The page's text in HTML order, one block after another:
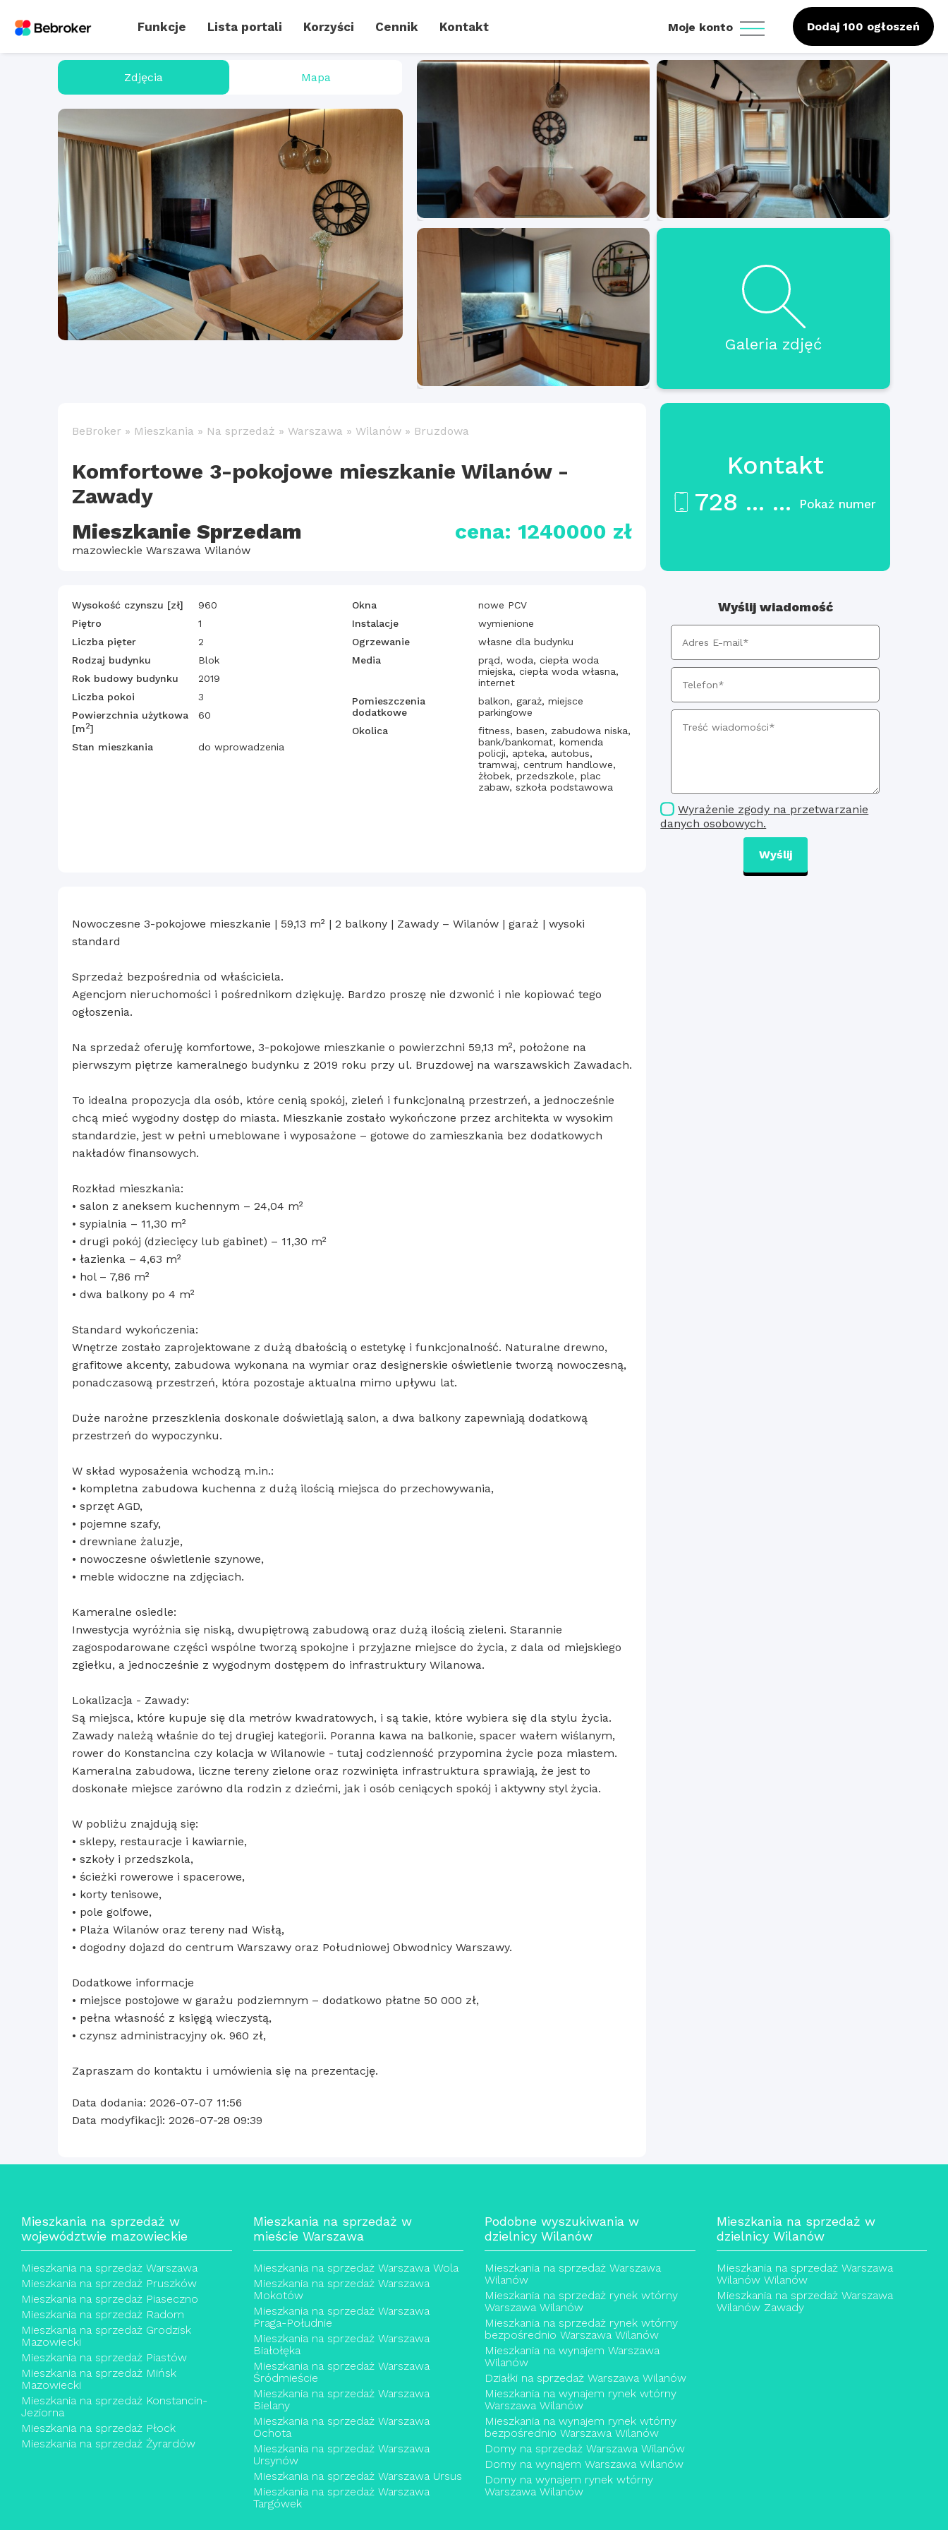
Funkcje Lista portali Korzyści Cennik Kontakt Dodaj 100 ogłoszeń
Moje konto
Zdjęcia Mapa
Galeria zdjęć
BeBroker » Mieszkania » Na sprzedaż » Warszawa » Wilanów » Bruzdowa
Komfortowe 3-pokojowe mieszkanie Wilanów -
Zawady
cena: 1240000 zł
Mieszkanie Sprzedam
mazowieckie Warszawa Wilanów
Kontakt
728 ... ...
Pokaż numer
Wysokość czynszu [zł]
960
Piętro
1
Liczba pięter
2
Rodzaj budynku
Blok
Rok budowy budynku
2019
Liczba pokoi
3
Powierzchnia użytkowa
[m2]
60
Stan mieszkania do wprowadzenia
Okna
nowe PCV
Instalacje
wymienione
Ogrzewanie
własne dla budynku
Media
prąd, woda, ciepła woda
miejska, ciepła woda własna,
internet
Pomieszczenia
dodatkowe
balkon, garaż, miejsce
parkingowe
Okolica
fitness, basen, zabudowa niska,
bank/bankomat, komenda
policji, apteka, autobus,
tramwaj, centrum handlowe,
żłobek, przedszkole, plac
zabaw, szkoła podstawowa
Wyślij wiadomość
Wyrażenie zgody na przetwarzanie
danych osobowych.
Wyślij
Nowoczesne 3-pokojowe mieszkanie | 59,13 m² | 2 balkony | Zawady – Wilanów | garaż | wysoki
standard
Sprzedaż bezpośrednia od właściciela.
Agencjom nieruchomości i pośrednikom dziękuję. Bardzo proszę nie dzwonić i nie kopiować tego
ogłoszenia.
Na sprzedaż oferuję komfortowe, 3-pokojowe mieszkanie o powierzchni 59,13 m², położone na
pierwszym piętrze kameralnego budynku z 2019 roku przy ul. Bruzdowej na warszawskich Zawadach.
To idealna propozycja dla osób, które cenią spokój, zieleń i funkcjonalną przestrzeń, a jednocześnie
chcą mieć wygodny dostęp do miasta. Mieszkanie zostało wykończone przez architekta w wysokim
standardzie, jest w pełni umeblowane i wyposażone – gotowe do zamieszkania bez dodatkowych
nakładów finansowych.
Rozkład mieszkania:
• salon z aneksem kuchennym – 24,04 m²
• sypialnia – 11,30 m²
• drugi pokój (dziecięcy lub gabinet) – 11,30 m²
• łazienka – 4,63 m²
• hol – 7,86 m²
• dwa balkony po 4 m²
Standard wykończenia:
Wnętrze zostało zaprojektowane z dużą dbałością o estetykę i funkcjonalność. Naturalne drewno,
grafitowe akcenty, zabudowa wykonana na wymiar oraz designerskie oświetlenie tworzą nowoczesną,
ponadczasową przestrzeń, która pozostaje aktualna mimo upływu lat.
Duże narożne przeszklenia doskonale doświetlają salon, a dwa balkony zapewniają dodatkową
przestrzeń do wypoczynku.
W skład wyposażenia wchodzą m.in.:
• kompletna zabudowa kuchenna z dużą ilością miejsca do przechowywania,
• sprzęt AGD,
• pojemne szafy,
• drewniane żaluzje,
• nowoczesne oświetlenie szynowe,
• meble widoczne na zdjęciach.
Kameralne osiedle:
Inwestycja wyróżnia się niską, dwupiętrową zabudową oraz dużą ilością zieleni. Starannie
zagospodarowane części wspólne tworzą spokojne i przyjazne miejsce do życia, z dala od miejskiego
zgiełku, a jednocześnie z wygodnym dostępem do infrastruktury Wilanowa.
Lokalizacja - Zawady:
Są miejsca, które kupuje się dla metrów kwadratowych, i są takie, które wybiera się dla stylu życia.
Zawady należą właśnie do tej drugiej kategorii. Poranna kawa na balkonie, spacer wałem wiślanym,
rower do Konstancina czy kolacja w Wilanowie - tutaj codzienność przypomina życie poza miastem.
Kameralna zabudowa, liczne tereny zielone oraz rozwinięta infrastruktura sprawiają, że jest to
doskonałe miejsce zarówno dla rodzin z dziećmi, jak i osób ceniących spokój i aktywny styl życia.
W pobliżu znajdują się:
• sklepy, restauracje i kawiarnie,
• szkoły i przedszkola,
• ścieżki rowerowe i spacerowe,
• korty tenisowe,
• pole golfowe,
• Plaża Wilanów oraz tereny nad Wisłą,
• dogodny dojazd do centrum Warszawy oraz Południowej Obwodnicy Warszawy.
Dodatkowe informacje
• miejsce postojowe w garażu podziemnym – dodatkowo płatne 50 000 zł,
• pełna własność z księgą wieczystą,
• czynsz administracyjny ok. 960 zł,
Zapraszam do kontaktu i umówienia się na prezentację.
Data dodania: 2026-07-07 11:56
Data modyfikacji: 2026-07-28 09:39
Mieszkania na sprzedaż w
województwie mazowieckie
Mieszkania na sprzedaż Warszawa
Mieszkania na sprzedaż Pruszków
Mieszkania na sprzedaż Piaseczno
Mieszkania na sprzedaż Radom
Mieszkania na sprzedaż Grodzisk
Mazowiecki
Mieszkania na sprzedaż Piastów
Mieszkania na sprzedaż Mińsk
Mazowiecki
Mieszkania na sprzedaż Konstancin-
Jeziorna
Mieszkania na sprzedaż Płock
Mieszkania na sprzedaż Żyrardów
Mieszkania na sprzedaż w
mieście Warszawa
Mieszkania na sprzedaż Warszawa Wola
Mieszkania na sprzedaż Warszawa
Mokotów
Mieszkania na sprzedaż Warszawa
Praga-Południe
Mieszkania na sprzedaż Warszawa
Białołęka
Mieszkania na sprzedaż Warszawa
Śródmieście
Mieszkania na sprzedaż Warszawa
Bielany
Mieszkania na sprzedaż Warszawa
Ochota
Mieszkania na sprzedaż Warszawa
Ursynów
Mieszkania na sprzedaż Warszawa Ursus
Mieszkania na sprzedaż Warszawa
Targówek
Podobne wyszukiwania w
dzielnicy Wilanów
Mieszkania na sprzedaż Warszawa
Wilanów
Mieszkania na sprzedaż rynek wtórny
Warszawa Wilanów
Mieszkania na sprzedaż rynek wtórny
bezpośrednio Warszawa Wilanów
Mieszkania na wynajem Warszawa
Wilanów
Działki na sprzedaż Warszawa Wilanów
Mieszkania na wynajem rynek wtórny
Warszawa Wilanów
Mieszkania na wynajem rynek wtórny
bezpośrednio Warszawa Wilanów
Domy na sprzedaż Warszawa Wilanów
Domy na wynajem Warszawa Wilanów
Domy na wynajem rynek wtórny
Warszawa Wilanów
Mieszkania na sprzedaż w
dzielnicy Wilanów
Mieszkania na sprzedaż Warszawa
Wilanów Wilanów
Mieszkania na sprzedaż Warszawa
Wilanów Zawady